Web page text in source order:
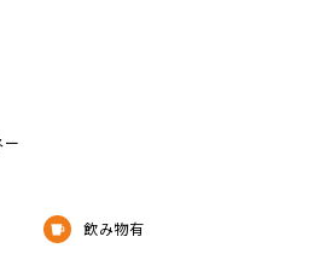
ー
飲み物有